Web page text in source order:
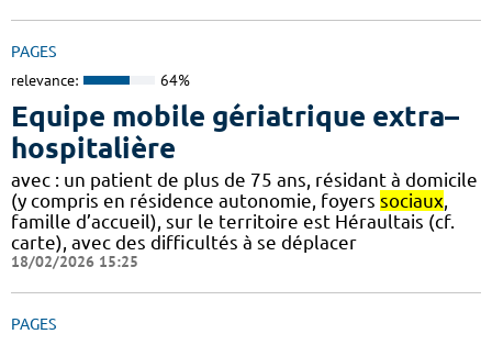
PAGES
relevance: 64%
Equipe mobile gériatrique extra–
hospitalière
avec : un patient de plus de 75 ans, résidant à domicile
(y compris en résidence autonomie, foyers sociaux,
famille d’accueil), sur le territoire est Héraultais (cf.
carte), avec des difficultés à se déplacer
18/02/2026 15:25
PAGES